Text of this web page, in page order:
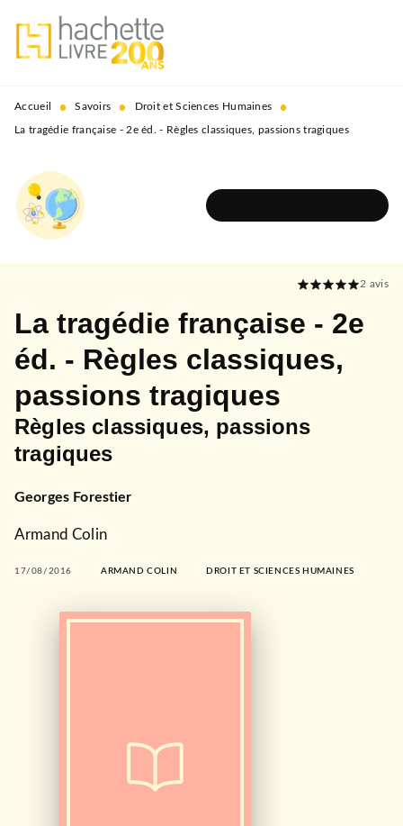
MENU RECHERCHE
PIED DE PAGE
Accueil • Savoirs • Droit et Sciences Humaines •
La tragédie française - 2e éd. - Règles classiques, passions tragiques
2 avis
La tragédie française - 2e
éd. - Règles classiques,
passions tragiques
Règles classiques, passions
tragiques
Georges Forestier
Armand Colin
17/08/2016 ARMAND COLIN DROIT ET SCIENCES HUMAINES